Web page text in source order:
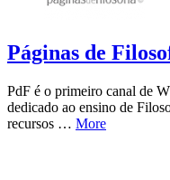
Páginas de
PdF é o primeiro canal de
dedicado ao ensino de
recursos … More